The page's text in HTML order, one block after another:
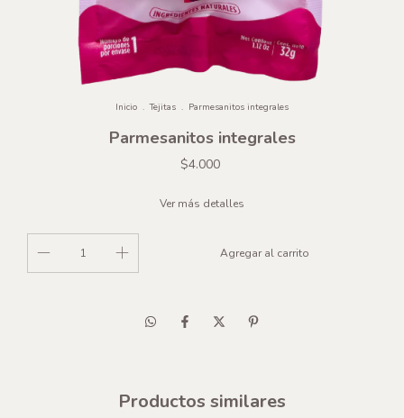
Inicio . Tejitas . Parmesanitos integrales
Parmesanitos integrales
$4.000
Ver más detalles
Productos similares